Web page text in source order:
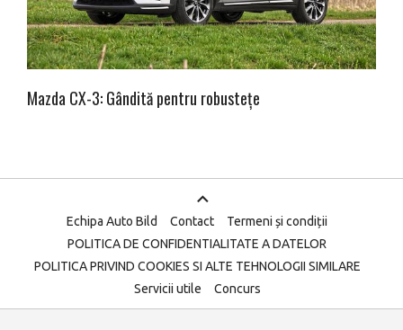
Mazda CX-3: Gândită pentru robustețe
Echipa Auto Bild Contact
Termeni și condiții
POLITICA DE CONFIDENTIALITATE A DATELOR
POLITICA PRIVIND COOKIES SI ALTE TEHNOLOGII SIMILARE
Servicii utile
Concurs